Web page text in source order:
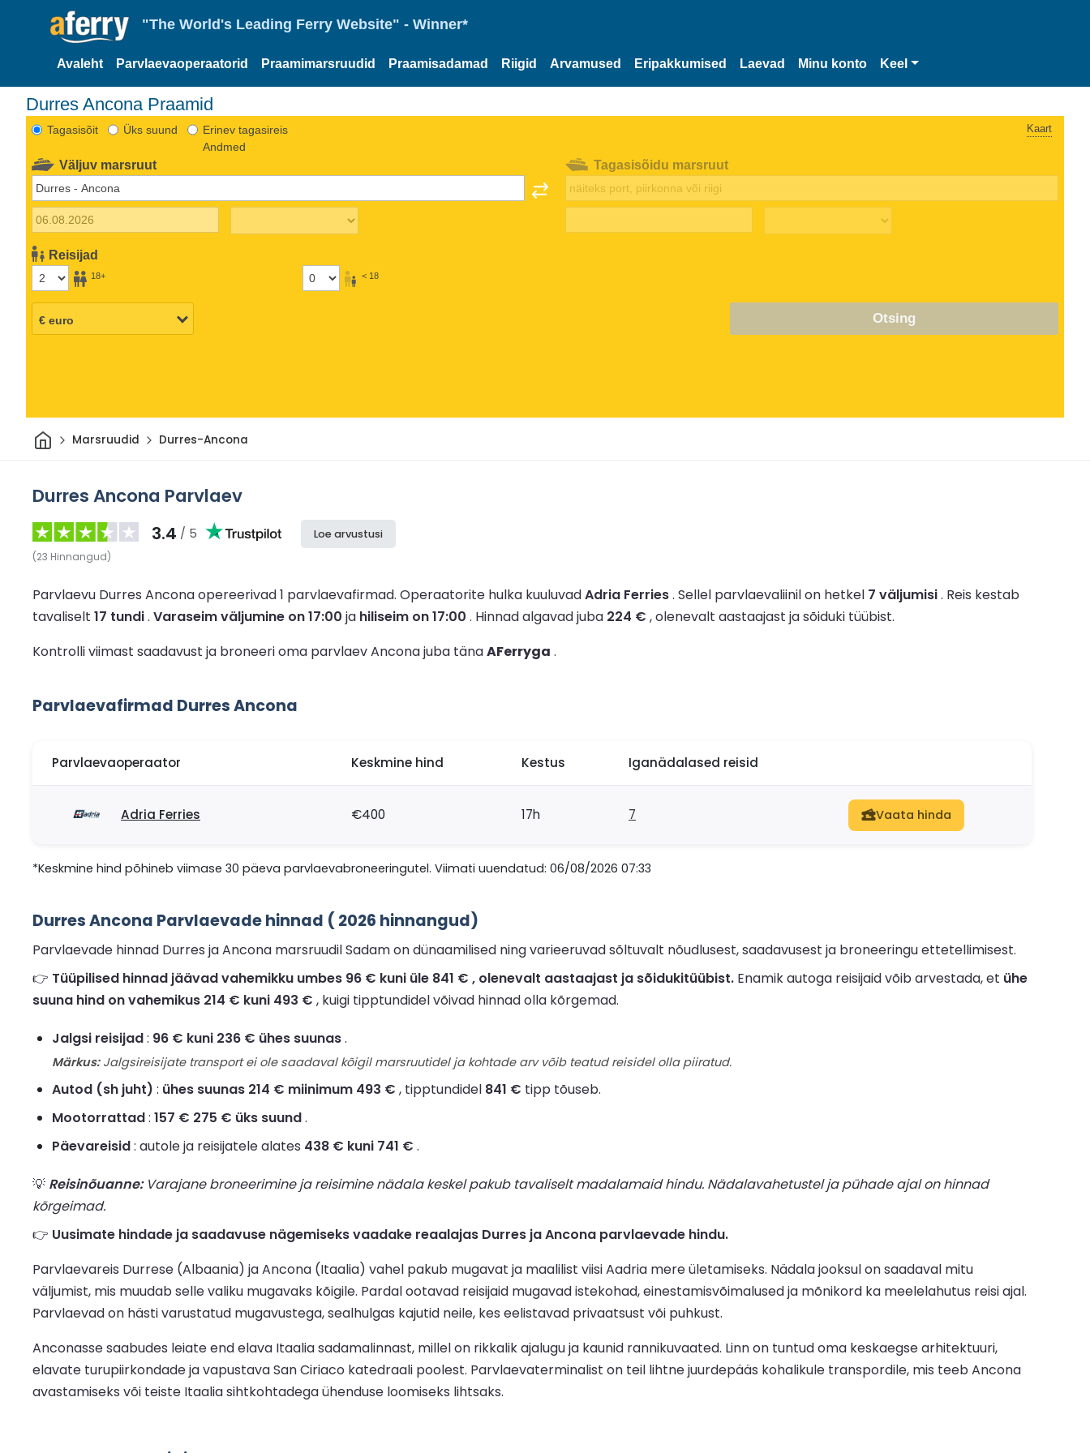
"The World's Leading Ferry Website" - Winner*
Avaleht Parvlaevaoperaatorid Praamimarsruudid Praamisadamad Riigid Arvamused Eripakkumised Laevad Minu konto Keel
Durres Ancona Praamid
Tagasisõit Üks suund
Erinev tagasireis
Andmed
Kaart
Väljuv marsruut
Reisijad
18+ < 18
Tagasisõidu marsruut
Otsing
Avaleht
Marsruudid Durres-Ancona
Durres Ancona Parvlaev
3.4 / 5
(23 Hinnangud)
Loe arvustusi
Parvlaevu Durres Ancona opereerivad 1 parvlaevafirmad. Operaatorite hulka kuuluvadAdria Ferries. Sellel parvlaevaliinil on hetkel 7 väljumisi. Reis kestab
tavaliselt 17 tundi. Varaseim väljumine on 17:00 ja hiliseim on 17:00 . Hinnad algavad juba 224 € , olenevalt aastaajast ja sõiduki tüübist.
Kontrolli viimast saadavust ja broneeri oma parvlaev Ancona juba tänaAFerryga .
Parvlaevafirmad Durres Ancona
Parvlaevaoperaator Keskmine hind Kestus Iganädalased reisid
Adria Ferries €400 17h 7 Vaata hinda
*Keskmine hind põhineb viimase 30 päeva parvlaevabroneeringutel. Viimati uuendatud: 06/08/2026 07:33
Durres Ancona Parvlaevade hinnad ( 2026 hinnangud)
Parvlaevade hinnad Durres ja Ancona marsruudil Sadam on dünaamilised ning varieeruvad sõltuvalt nõudlusest, saadavusest ja broneeringu ettetellimisest.
👉 Tüüpilised hinnad jäävad vahemikku umbes 96 € kuni üle 841 € , olenevalt aastaajast ja sõidukitüübist. Enamik autoga reisijaid võib arvestada, et ühe
suuna hind on vahemikus 214 € kuni 493 € , kuigi tipptundidel võivad hinnad olla kõrgemad.
Jalgsi reisijad: 96 € kuni 236 € ühes suunas.
Märkus:Jalgsireisijate transport ei ole saadaval kõigil marsruutidel ja kohtade arv võib teatud reisidel olla piiratud.
Autod (sh juht) : ühes suunas 214 € miinimum 493 € , tipptundidel 841 € tipp tõuseb.
Mootorrattad: 157 € 275 € üks suund.
Päevareisid: autole ja reisijatele alates 438 € kuni 741 € .
💡 Reisinõuanne:Varajane broneerimine ja reisimine nädala keskel pakub tavaliselt madalamaid hindu. Nädalavahetustel ja pühade ajal on hinnad
kõrgeimad.
👉 Uusimate hindade ja saadavuse nägemiseks vaadake reaalajas Durres ja Ancona parvlaevade hindu.
Parvlaevareis Durrese (Albaania) ja Ancona (Itaalia) vahel pakub mugavat ja maalilist viisi Aadria mere ületamiseks. Nädala jooksul on saadaval mitu
väljumist, mis muudab selle valiku mugavaks kõigile. Pardal ootavad reisijaid mugavad istekohad, einestamisvõimalused ja mõnikord ka meelelahutus reisi ajal.
Parvlaevad on hästi varustatud mugavustega, sealhulgas kajutid neile, kes eelistavad privaatsust või puhkust.
Anconasse saabudes leiate end elava Itaalia sadamalinnast, millel on rikkalik ajalugu ja kaunid rannikuvaated. Linn on tuntud oma keskaegse arhitektuuri,
elavate turupiirkondade ja vapustava San Ciriaco katedraali poolest. Parvlaevaterminalist on teil lihtne juurdepääs kohalikule transpordile, mis teeb Ancona
avastamiseks või teiste Itaalia sihtkohtadega ühenduse loomiseks lihtsaks.